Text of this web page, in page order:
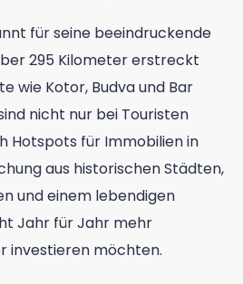
für seine beeindruckende
295 Kilometer erstreckt
wie Kotor, Budva und Bar
nicht nur bei Touristen
Hotspots für Immobilien in
aus historischen Städten,
und einem lebendigen
Jahr für Jahr mehr
investieren möchten.